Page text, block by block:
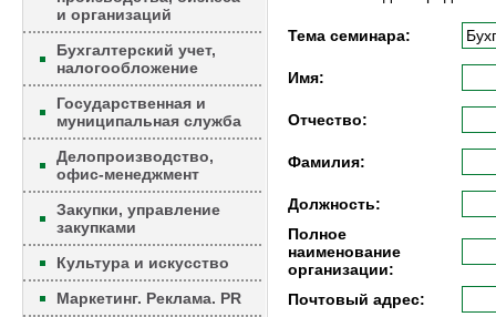
и организаций
Бухгалтерский учет,
налогообложение
Государственная и
муниципальная служба
Делопроизводство,
офис-менеджмент
Закупки, управление
закупками
Культура и искусство
Маркетинг. Реклама. PR
Тема семинара:
Имя:
Отчество:
Фамилия:
Должность:
Полное
наименование
организации:
Почтовый адрес: